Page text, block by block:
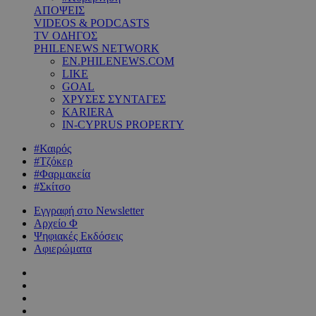
ΑΠΟΨΕΙΣ
VIDEOS & PODCASTS
TV ΟΔΗΓΟΣ
PHILENEWS NETWORK
EN.PHILENEWS.COM
LIKE
GOAL
ΧΡΥΣΕΣ ΣΥΝΤΑΓΕΣ
KARIERA
IN-CYPRUS PROPERTY
#Καιρός
#Τζόκερ
#Φαρμακεία
#Σκίτσο
Εγγραφή στο Newsletter
Αρχείο Φ
Ψηφιακές Εκδόσεις
Αφιερώματα